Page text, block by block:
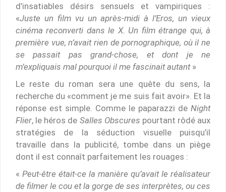
d’insatiables désirs sensuels et vampiriques :
«Juste un film vu un après-midi à l’Eros, un vieux
cinéma reconverti dans le X. Un film étrange qui, à
première vue, n’avait rien de pornographique, où il ne
se passait pas grand-chose, et dont je ne
m’expliquais mal pourquoi il me fascinait autant»
Le reste du roman sera une quête du sens, la
recherche du «comment je me suis fait avoir». Et la
réponse est simple. Comme le paparazzi de Night
Flier, le héros de Salles Obscures pourtant rôdé aux
stratégies de la séduction visuelle puisqu’il
travaille dans la publicité, tombe dans un piège
dont il est connaît parfaitement les rouages :
« Peut-être était-ce la manière qu’avait le réalisateur
de filmer le cou et la gorge de ses interprètes, ou ces